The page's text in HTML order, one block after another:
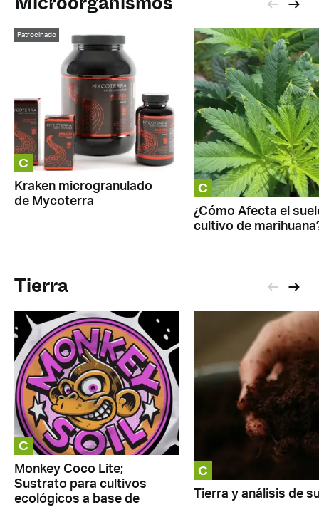
C
Patrocinado
Kraken microgranulado
de Mycoterra
C
¿Cómo Afecta el
cultivo de
Tierra
C
Monkey Coco Lite;
Sustrato para cultivos
ecológicos a base de
C
Tierra y análisis de